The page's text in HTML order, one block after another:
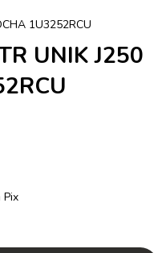
1U3252RCU
UNIK J250
Pix